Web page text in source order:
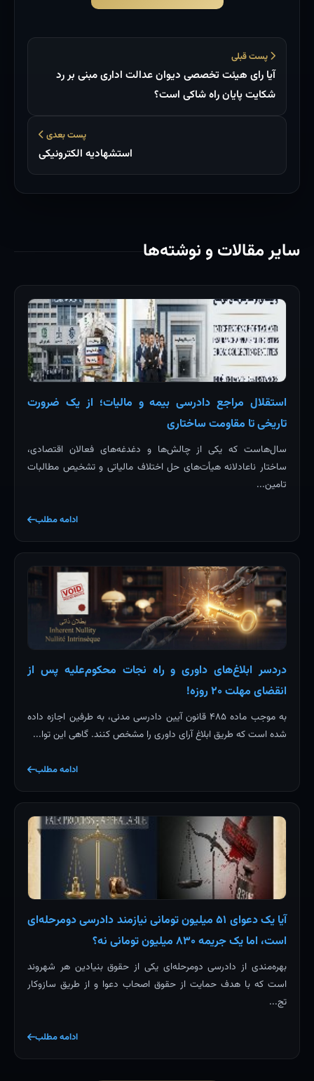
پست قبلی
آیا رای هیئت تخصصی دیوان عدالت اداری مبنی بر رد
شکایت پایان راه شاکی است؟
پست بعدی
استشهادیه الکترونیکی
سایر مقالات و نوشته‌ها
استقلال مراجع دادرسی بیمه و مالیات؛ از یک ضرورت
تاریخی تا مقاومت ساختاری
سال‌هاست که یکی از چالش‌ها و دغدغه‌های فعالان اقتصادی،
ساختار ناعادلانه هیأت‌های حل اختلاف مالیاتی و تشخیص مطالبات
تامین...
ادامه مطلب
دردسر ابلاغ‌های داوری و راه نجات محکوم‌علیه پس از
انقضای مهلت ۲۰ روزه!
به موجب ماده ۴۸۵ قانون آیین دادرسی مدنی، به طرفین اجازه داده
شده است که طریق ابلاغ آرای داوری را مشخص کنند. گاهی این توا...
ادامه مطلب
آیا یک دعوای ۵۱ میلیون تومانی نیازمند دادرسی دومرحله‌ای
است، اما یک جریمه ۸۳۰ میلیون تومانی نه؟
بهره‌مندی از دادرسی دومرحله‌ای یکی از حقوق بنیادین هر شهروند
است که با هدف حمایت از حقوق اصحاب دعوا و از طریق سازوکار
تج...
ادامه مطلب